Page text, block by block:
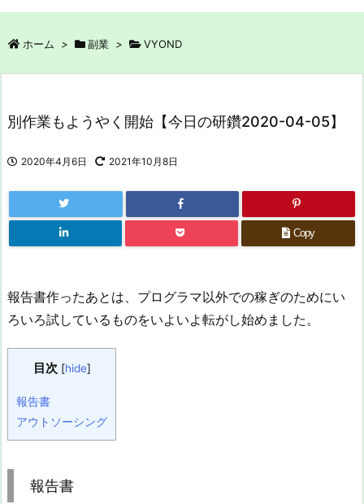
ホーム > 副業 > VYOND
別作業もようやく開始【今日の研鑽2020-04-05】
2020年4月6日 2021年10月8日
Copy
報告書作ったあとは、プログラマ以外での稼ぎのためにい
ろいろ試しているものをいよいよ転がし始めました。
目次 [hide]
報告書
アウトソーシング
報告書